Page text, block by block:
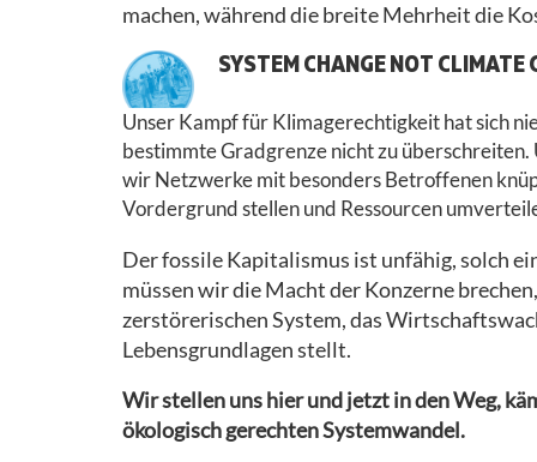
machen, während die breite Mehrheit die
SYSTEM CHANGE NOT CLIMATE
Unser Kampf für Klimagerechtigkeit hat sich
bestimmte Gradgrenze nicht zu
wir Netzwerke mit besonders Betroffenen
Vordergrund stellen und Ressourcen
Der fossile Kapitalismus ist unfähig, solch
müssen wir die Macht der Konzerne
zerstörerischen System, das
Lebensgrundlagen stellt.
Wir stellen uns hier und jetzt in den Weg,
ökologisch gerechten Systemwandel.